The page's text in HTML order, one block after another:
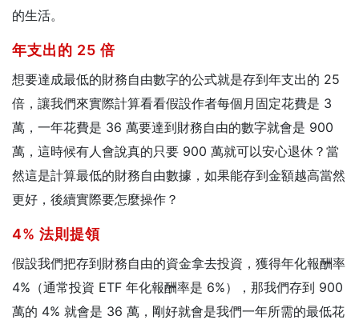
的生活。
年支出的 25 倍
想要達成最低的財務自由數字的公式就是存到年支出的 25
倍， 讓我們來實際計算看看假設作者每個月固定花費是 3
萬，一年花費是 36 萬要達到財務自由的數字就會是 900
萬， 這時候有人會說真的只要 900 萬就可以安心退休？當
然這是計算最低的財務自由數據，如果能存到金額越高當然
更好，後續實際要怎麼操作？
4% 法則提領
假設我們把存到財務自由的資金拿去投資，獲得年化報酬率
4%（通常投資 ETF 年化報酬率是 6%），那我們存到 900
萬的 4% 就會是 36 萬，剛好就會是我們一年所需的最低花